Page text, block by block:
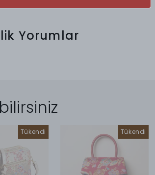
Yorumlar
Tükendi Tükendi